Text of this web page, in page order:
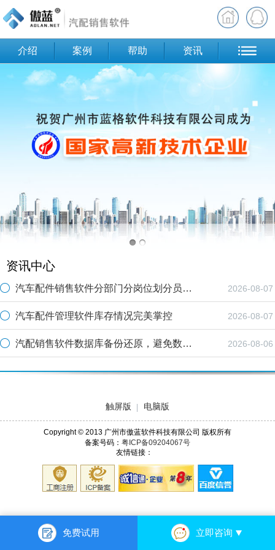
介绍 案例 帮助 资讯
资讯中心
汽车配件销售软件分部门分岗位划分员工权限 2026-08-07
汽车配件管理软件库存情况完美掌控 2026-08-07
汽配销售软件数据库备份还原，避免数据丢失 2026-08-06
免费试用 立即咨询
触屏版 电脑版
Copyright © 2013 广州市傲蓝软件科技有限公司 版权所有
备案号码： 粤ICP备09204067号
友情链接：